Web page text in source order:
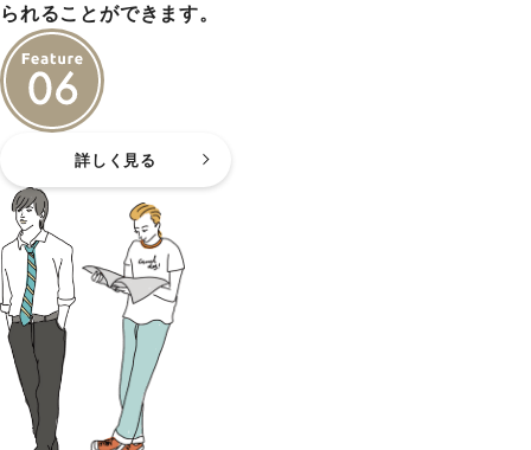
られることができます。
詳しく見る